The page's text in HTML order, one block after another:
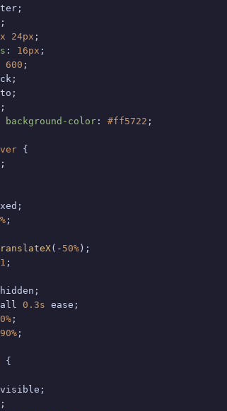
24px ;
: 16px ;
600 ;
;
background-color : #ff5722 ;
{
;
;
(- 50% );
;
0.3s ease;
;
90% ;
{
;